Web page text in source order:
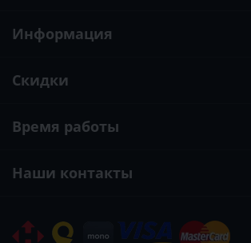
Информация
Скидки
Время работы
Наши контакты